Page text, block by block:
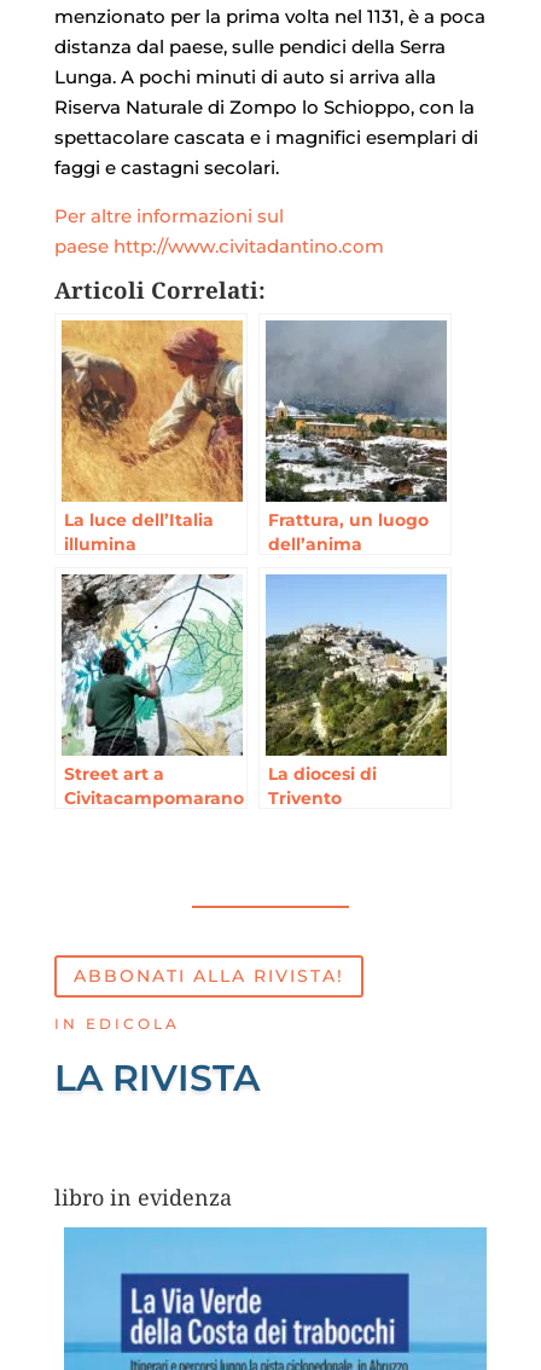
menzionato per la prima volta nel 1131, è a poca
distanza dal paese, sulle pendici della Serra
Lunga. A pochi minuti di auto si arriva alla
Riserva Naturale di Zompo lo Schioppo, con la
spettacolare cascata e i magnifici esemplari di
faggi e castagni secolari.
Per altre informazioni sul
paese http://www.civitadantino.com
Articoli Correlati:
La luce dell’Italia
illumina
Frattura, un luogo
dell’anima
Street art a
Civitacampomarano
La diocesi di
Trivento
ABBONATI ALLA RIVISTA!
IN EDICOLA
LA RIVISTA
libro in evidenza